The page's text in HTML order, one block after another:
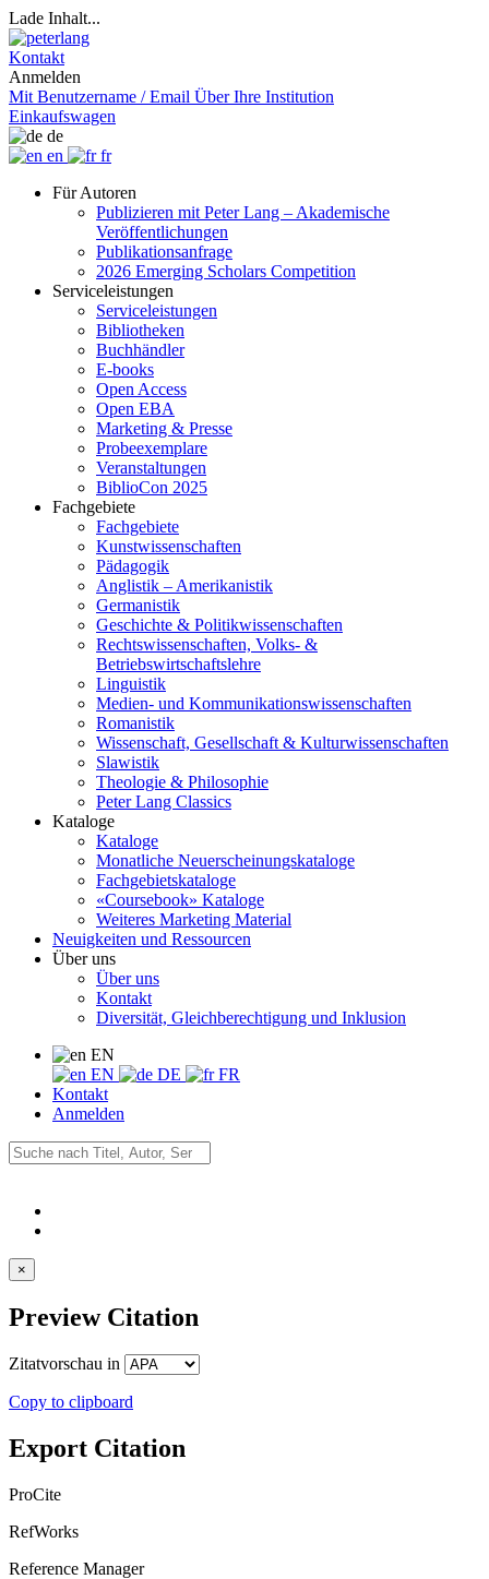
Lade Inhalt...
Kontakt
Anmelden
Mit Benutzername / Email Über Ihre Institution
Einkaufswagen
de
en
fr
Für Autoren
Publizieren mit Peter Lang – Akademische
Veröffentlichungen
Publikationsanfrage
2026 Emerging Scholars Competition
Serviceleistungen
Serviceleistungen
Bibliotheken
Buchhändler
E-books
Open Access
Open EBA
Marketing & Presse
Probeexemplare
Veranstaltungen
BiblioCon 2025
Fachgebiete
Fachgebiete
Kunstwissenschaften
Pädagogik
Anglistik – Amerikanistik
Germanistik
Geschichte & Politikwissenschaften
Rechtswissenschaften, Volks- &
Betriebswirtschaftslehre
Linguistik
Medien- und Kommunikationswissenschaften
Romanistik
Wissenschaft, Gesellschaft & Kulturwissenschaften
Slawistik
Theologie & Philosophie
Peter Lang Classics
Kataloge
Kataloge
Monatliche Neuerscheinungskataloge
Fachgebietskataloge
«Coursebook» Kataloge
Weiteres Marketing Material
Neuigkeiten und Ressourcen
Über uns
Über uns
Kontakt
Diversität, Gleichberechtigung und Inklusion
EN
EN
DE
FR
Kontakt
Anmelden
×
Preview Citation
Zitatvorschau in
Copy to clipboard
Export Citation
ProCite
RefWorks
Reference Manager